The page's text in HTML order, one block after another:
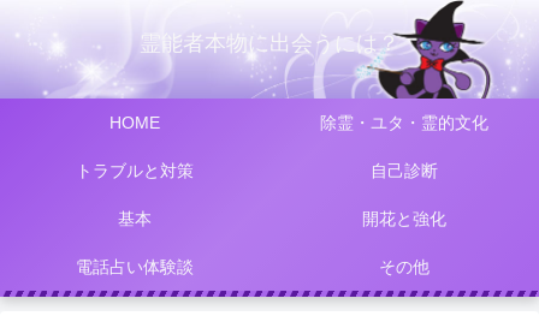
霊能者本物に出会うには？
HOME 除霊・ユタ・霊的文化
トラブルと対策 自己診断
基本 開花と強化
電話占い体験談 その他